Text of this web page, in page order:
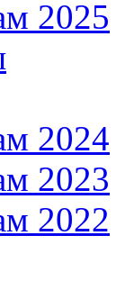
2025
2024
2023
2022